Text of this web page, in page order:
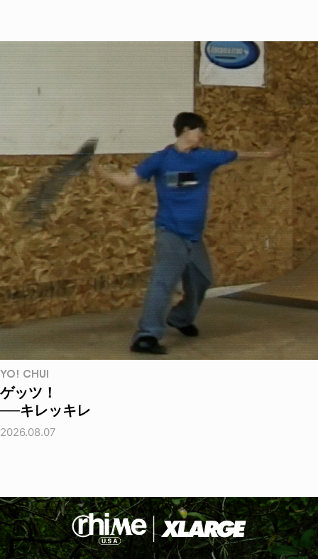
YO! CHUI
ゲッツ！
──キレッキレ
2026.08.07